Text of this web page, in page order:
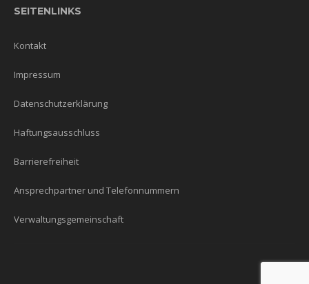
SEITENLINKS
Kontakt
Impressum
Datenschutzerklärung
Haftungsausschluss
Barrierefreiheit
Ansprechpartner und Telefonnummern
Verwaltungsgemeinschaft